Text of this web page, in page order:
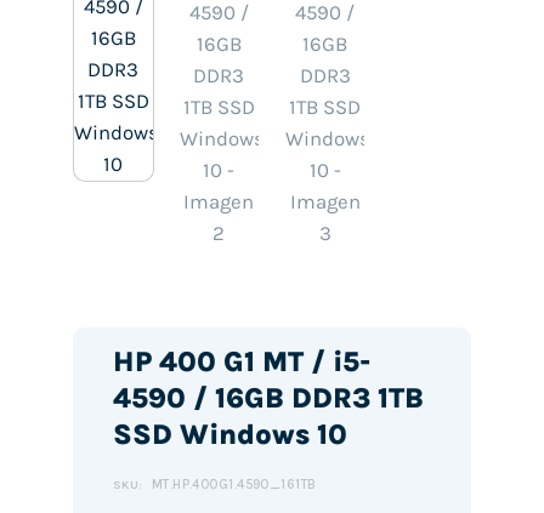
HP 400 G1 MT / i5-
4590 / 16GB DDR3 1TB
SSD Windows 10
SKU: MT.HP.400G1.4590_161TB